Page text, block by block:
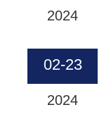
2024
02-23
2024